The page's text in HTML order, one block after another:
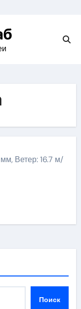
Ветер: 16.7 м/
Поиск